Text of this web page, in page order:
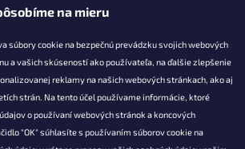
na mieru
súbory cookie na bezpečnú prevádzku svojich webových
a vašich skúseností ako používateľa, na ďalšie zlepšenie
reklamy na našich webových stránkach, ako aj
strán. Na tento účel používame informácie, ktoré
o používaní webových stránok a koncových
"OK" súhlasíte s používaním súborov cookie na